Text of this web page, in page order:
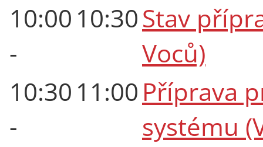
10:00
-
10:30Stav
Voců)
10:30
-
11:00 Příprava
systému